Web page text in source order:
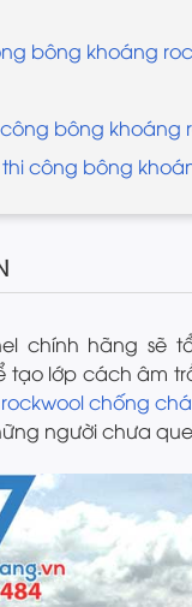
bông khoáng
bông khoáng
công bông
chính hãng
tạo lớp cách âm
chống
người chưa